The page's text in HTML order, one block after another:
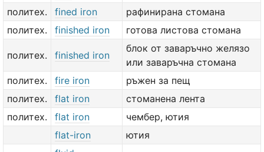
политех. fined iron
рафинирана стомана
политех.
finished iron готова листова стомана
политех. finished iron
блок от заваръчно желязо
или заваръчна стомана
политех.
fire iron
ръжен за пещ
политех.
flat iron
стоманена лента
политех.
flat iron
чембер, ютия
flat-iron
ютия